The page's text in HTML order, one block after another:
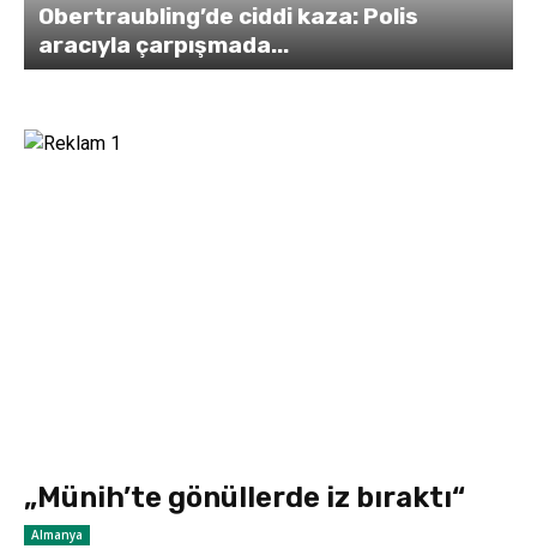
Obertraubling’de ciddi kaza: Polis
aracıyla çarpışmada...
„Münih’te gönüllerde iz bıraktı“
Almanya